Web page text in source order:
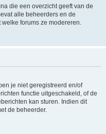
die een overzicht geeft van de
alle beheerders en de
forums ze modereren.
je niet geregistreerd en/of
functie uitgeschakeld, of de
kan sturen. Indien dit
de beheerder.